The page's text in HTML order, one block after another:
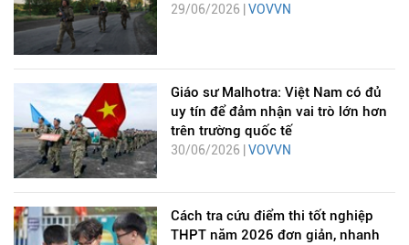
29/06/2026 |VOVVN
Giáo sư Malhotra: Việt Nam có đủ
uy tín để đảm nhận vai trò lớn hơn
trên trường quốc tế
30/06/2026 | VOVVN
Cách tra cứu điểm thi tốt nghiệp
THPT năm 2026 đơn giản, nhanh